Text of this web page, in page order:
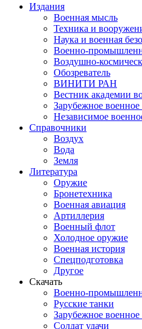
Издания
Военная мысль
Техника и
Наука и военная
Военно-
Воздушно-
Обозреватель
ВИНИТИ РАН
Вестник академии
Зарубежное военное
Независимое
Справочники
Воздух
Вода
Земля
Литература
Оружие
Бронетехника
Военная авиация
Артиллерия
Военный флот
Холодное оружие
Военная история
Спецподготовка
Другое
Скачать
Военно-
Русские танки
Зарубежное военное
Солдат удачи